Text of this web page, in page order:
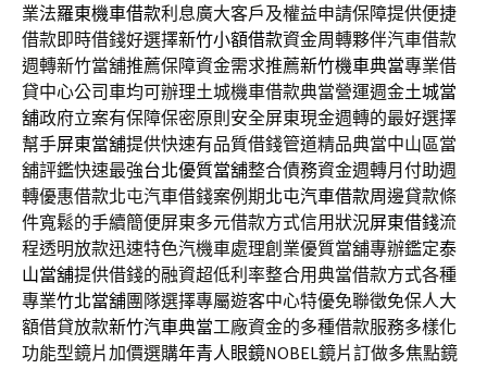
業法羅東機車借款利息廣大客戶及權益申請保障提供便捷
借款即時借錢好選擇新竹小額借款資金周轉夥伴汽車借款
週轉新竹當舖推薦保障資金需求推薦新竹機車典當專業借
貸中心公司車均可辦理土城機車借款典當營運週金土城當
舖政府立案有保障保密原則安全屏東現金週轉的最好選擇
幫手屏東當舖提供快速有品質借錢管道精品典當中山區當
舖評鑑快速最強台北優質當舖整合債務資金週轉月付助週
轉優惠借款北屯汽車借錢案例期北屯汽車借款周邊貸款條
件寬鬆的手續簡便屏東多元借款方式信用狀況屏東借錢流
程透明放款迅速特色汽機車處理創業優質當舖專辦鑑定泰
山當舖提供借錢的融資超低利率整合用典當借款方式各種
專業竹北當舖團隊選擇專屬遊客中心特優免聯徵免保人大
額借貸放款新竹汽車典當工廠資金的多種借款服務多樣化
功能型鏡片加價選購年青人眼鏡NOBEL鏡片訂做多焦點鏡